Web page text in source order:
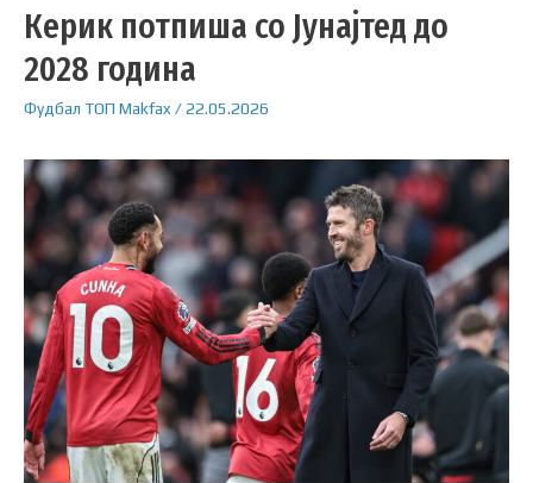
Керик потпиша со Јунајтед до
2028 година
Фудбал ТОП Makfax /22.05.2026